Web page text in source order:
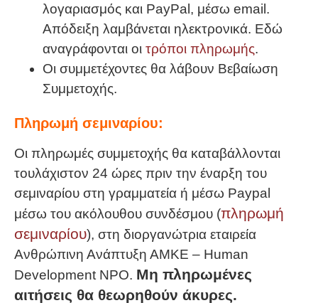
λογαριασμός και PayPal, μέσω email.
Απόδειξη λαμβάνεται ηλεκτρονικά. Εδώ
αναγράφονται οι τρόποι πληρωμής.
Οι συμμετέχοντες θα λάβουν Βεβαίωση
Συμμετοχής.
Πληρωμή σεμιναρίου:
Οι πληρωμές συμμετοχής θα καταβάλλονται
τουλάχιστον 24 ώρες πριν την έναρξη του
σεμιναρίου στη γραμματεία ή μέσω Paypal
μέσω του ακόλουθου συνδέσμου (πληρωμή
σεμιναρίου), στη διοργανώτρια εταιρεία
Ανθρώπινη Ανάπτυξη ΑΜΚΕ – Human
Development NPO. Μη πληρωμένες
αιτήσεις θα θεωρηθούν άκυρες.